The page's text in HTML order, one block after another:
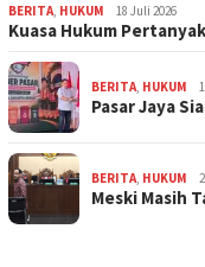
BERITA HUKUM 18 Juli 2026
Kuasa Hukum
BERITA HUKUM
Pasar Jaya
BERITA HUKUM
Meski Masih